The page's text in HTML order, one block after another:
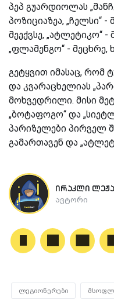
პეპ გუარდიოლას
პოზიციაზეა, „ჩელსი“ -
მეექვსე, „ატლეტიკო“ -
„ფლამენგო“ - მეცხრე,
გეტყვით იმასაც, რომ
და კვარაცხელიას
მოხვედრილი. მისი
„ბოტაფოგო“ და
პარიზელები პირველ
გამართავენ და
ირაკლი
ავტორი
ლეგიონერები